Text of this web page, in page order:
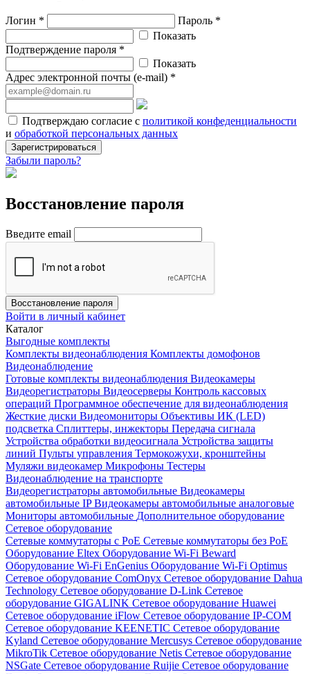
Логин *
Пароль *
Показать
Подтверждение пароля *
Показать
Адрес электронной почты (e-mail) *
Подтверждаю согласие с политикой конфеденциальности
и обработкой персональных данных
Зарегистрироваться
Забыли пароль?
Восстановление пароля
Введите email
Восстановление пароля
Войти в личный кабинет
Каталог
Выгодные комплекты
Комплекты видеонаблюдения Комплекты домофонов
Видеонаблюдение
Готовые комплекты видеонаблюдения Видеокамеры
Видеорегистраторы Видеосерверы Контроль кассовых
операций Программное обеспечение для видеонаблюдения
Жесткие диски Видеомониторы Объективы ИК (LED)
подсветка Сплиттеры, инжекторы Передача сигнала
Устройства обработки видеосигнала Устройства защиты
линий Пульты управления Термокожухи, кронштейны
Муляжи видеокамер Микрофоны Тестеры
Видеонаблюдение на транспорте
Видеорегистраторы автомобильные Видеокамеры
автомобильные IPВидеокамеры автомобильные аналоговые
Мониторы автомобильные Дополнительное оборудование
Сетевое оборудование
Сетевые коммутаторы с РоЕ Сетевые коммутаторы без РоЕ
Оборудование Eltex Оборудование Wi-Fi Beward
Оборудование Wi-Fi EnGenius Оборудование Wi-Fi Optimus
Сетевое оборудование ComOnyx Сетевое оборудование Dahua
Technology Сетевое оборудование D-Link Сетевое
оборудование GIGALINK Сетевое оборудование Huawei
Сетевое оборудование iFlow Сетевое оборудование IP-COM
Сетевое оборудование KEENETIC Сетевое оборудование
Kyland Сетевое оборудование Mercusys Сетевое оборудование
MikroTik Сетевое оборудование Netis Сетевое оборудование
NSGate Сетевое оборудование Ruijie Сетевое оборудование